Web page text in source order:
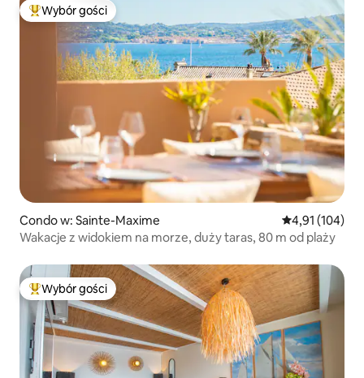
Najpopularniejsze z kategorii Wybór gości
Wybór gości
Condo w: Sainte-Maxime Średnia
4,91 (104)
Wakacje z widokiem na morze, duży taras, 80 m od plaży
Najpopularniejsze z kategorii Wybór gości
Wybór gości